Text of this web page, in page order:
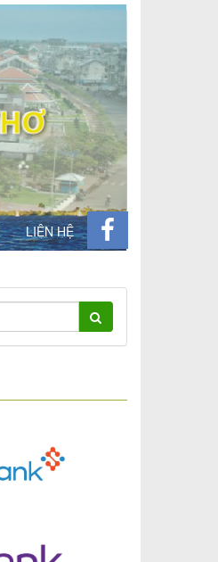
LIÊN HỆ